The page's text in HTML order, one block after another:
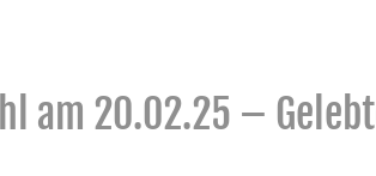
am 20.02.25 –